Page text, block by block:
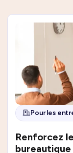
Pour les
Renforcez